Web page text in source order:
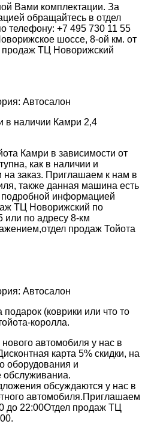
Вами комплектации. За
обращайтесь в отдел
телефону: +7 495 730 11 55
шоссе, 8-ой км. от
ТЦ Новорижский
Автосалон
в наличии Камри 2,4
Камри в зависимости от
как в наличии и
на заказ. Приглашаем к нам в
также данная машина есть
подробной информацией
ТЦ Новорижский по
или по адресу 8-км
продаж Тойота
Автосалон
(коврики или что то
королла.
автомобиля у нас в
карта 5% скидки, на
оборудования и
обслуживаниа.
обсуждаются у нас в
автомобиля.Приглашаем
до 22:00Отдел продаж ТЦ